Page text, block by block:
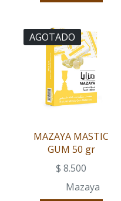
AGOTADO
MAZAYA MASTIC
GUM 50 gr
$ 8.500
Mazaya